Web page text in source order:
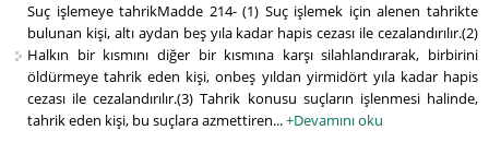
Suç işlemeye tahrikMadde 214- (1) Suç işlemek için alenen tahrikte
bulunan kişi, altı aydan beş yıla kadar hapis cezası ile cezalandırılır.(2)
Halkın bir kısmını diğer bir kısmına karşı silahlandırarak, birbirini
öldürmeye tahrik eden kişi, onbeş yıldan yirmidört yıla kadar hapis
cezası ile cezalandırılır.(3) Tahrik konusu suçların işlenmesi halinde,
tahrik eden kişi, bu suçlara azmettiren...+Devamını oku